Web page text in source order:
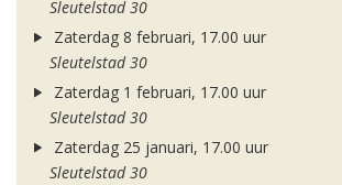
Sleutelstad 30
Zaterdag 8 februari, 17.00 uur
Sleutelstad 30
Zaterdag 1 februari, 17.00 uur
Sleutelstad 30
Zaterdag 25 januari, 17.00 uur
Sleutelstad 30